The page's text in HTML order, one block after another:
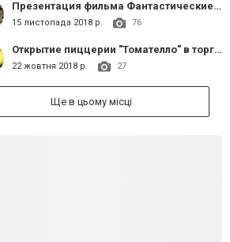
Презентация фильма Фантастические твари: Преступления Грин-де-Вал
15 листопада 2018 р. 76
Открытие пиццерии "Томателло" в торговом комплексе "Сапфир"
22 жовтня 2018 р. 27
Ще в цьому місці